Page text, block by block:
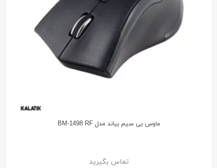
ماوس بی سیم بیاند مدل BM-1498 RF
تماس بگیرید